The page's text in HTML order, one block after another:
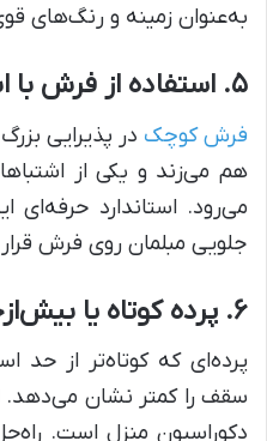
به‌عنوان زمینه و رنگ‌های
۵. استفاده از فرش با ابعاد نادرست
فرش کوچک در پذیرایی
هم می‌زند و یکی از
می‌رود. استاندارد
جلویی مبلمان روی فرش قرار
۶. پرده کوتاه یا بیش‌ازحد ضخیم
پرده‌ای که کوتاه‌تر از حد
سقف را کمتر نشان می‌دهد.
دکوراسیون منزل است.